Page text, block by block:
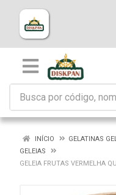
INÍCIO
GELATINAS
GELEIAS
GELEIA FRUTAS VERMELHA